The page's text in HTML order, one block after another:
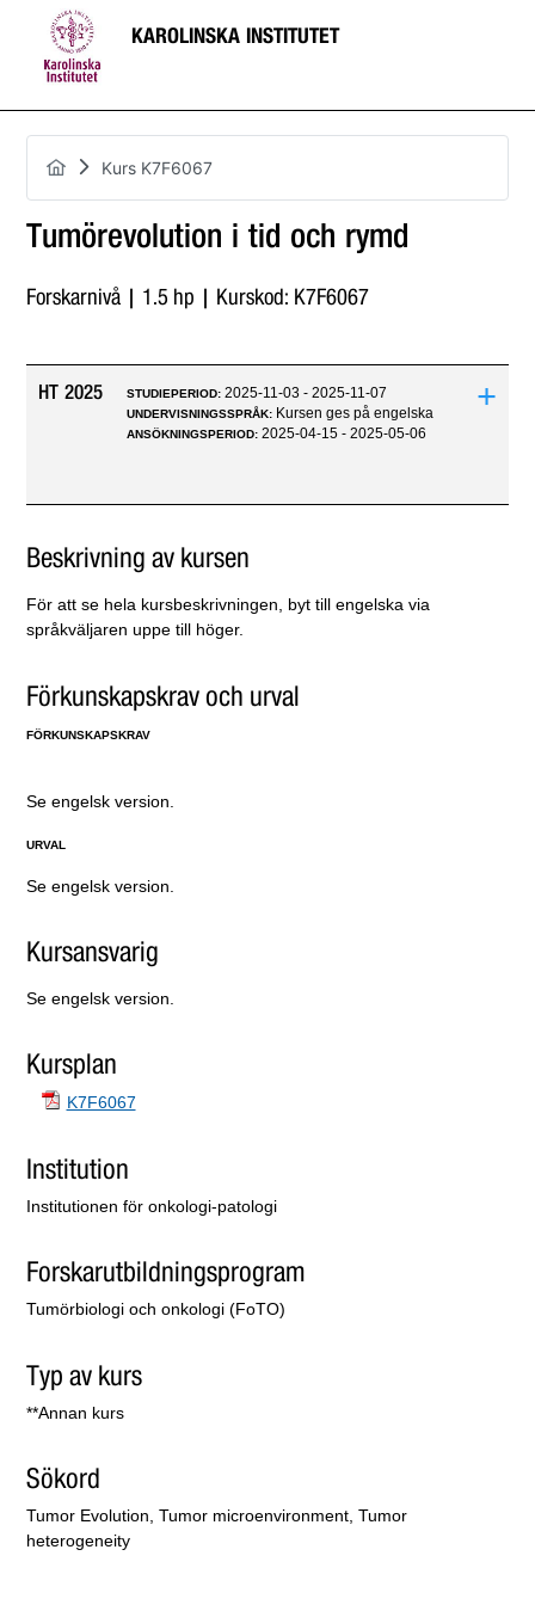
KAROLINSKA INSTITUTET
Kurs K7F6067
Tumörevolution i tid och rymd
Forskarnivå | 1.5 hp | Kurskod: K7F6067
HT 2025 STUDIEPERIOD:2025-11-03 - 2025-11-07
UNDERVISNINGSSPRÅK: Kursen ges på engelska
ANSÖKNINGSPERIOD:2025-04-15 - 2025-05-06
+
Beskrivning av kursen
För att se hela kursbeskrivningen, byt till engelska via
språkväljaren uppe till höger.
Förkunskapskrav och urval
FÖRKUNSKAPSKRAV
Se engelsk version.
URVAL
Se engelsk version.
Kursansvarig
Se engelsk version.
Kursplan
K7F6067
Institution
Institutionen för onkologi-patologi
Forskarutbildningsprogram
Tumörbiologi och onkologi (FoTO)
Typ av kurs
**Annan kurs
Sökord
Tumor Evolution, Tumor microenvironment, Tumor
heterogeneity